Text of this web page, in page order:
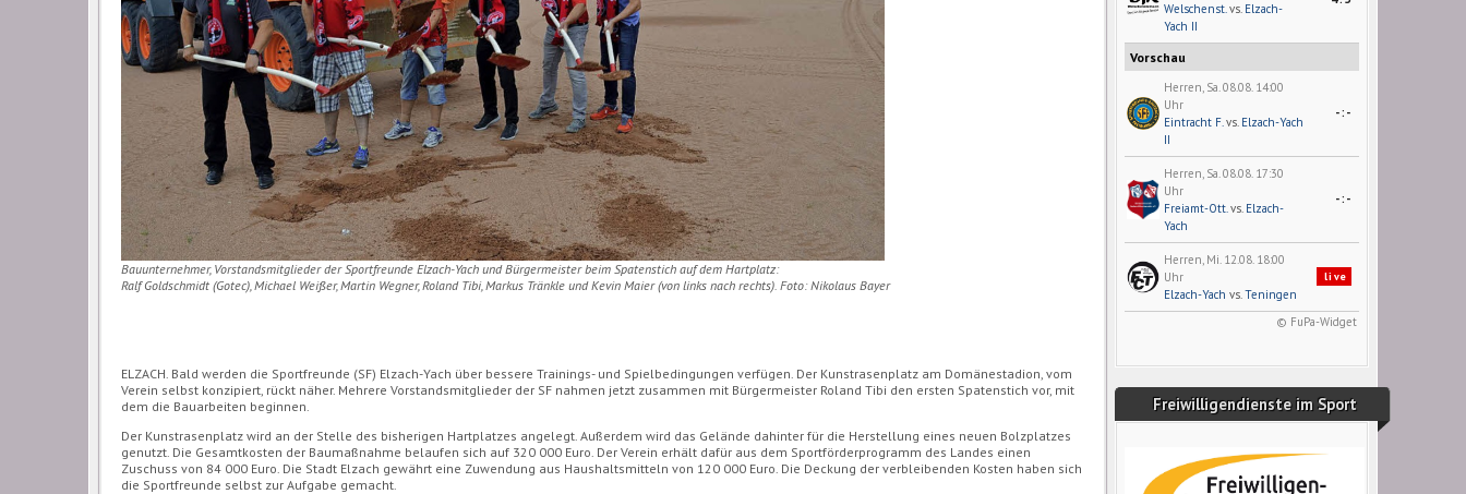
Bauunternehmer, Vorstandsmitglieder der Sportfreunde Elzach-Yach und Bürgermeister beim Spatenstich auf dem Hartplatz:
Ralf Goldschmidt (Gotec), Michael Weißer, Martin Wegner, Roland Tibi, Markus Tränkle und Kevin Maier (von links nach rechts). Foto: Nikolaus Bayer
ELZACH. Bald werden die Sportfreunde (SF) Elzach-Yach über bessere Trainings- und Spielbedingungen verfügen. Der Kunstrasenplatz am Domänestadion, vom
Verein selbst konzipiert, rückt näher. Mehrere Vorstandsmitglieder der SF nahmen jetzt zusammen mit Bürgermeister Roland Tibi den ersten Spatenstich vor, mit
dem die Bauarbeiten beginnen.
Der Kunstrasenplatz wird an der Stelle des bisherigen Hartplatzes angelegt. Außerdem wird das Gelände dahinter für die Herstellung eines neuen Bolzplatzes
genutzt. Die Gesamtkosten der Baumaßnahme belaufen sich auf 320 000 Euro. Der Verein erhält dafür aus dem Sportförderprogramm des Landes einen
Zuschuss von 84 000 Euro. Die Stadt Elzach gewährt eine Zuwendung aus Haushaltsmitteln von 120 000 Euro. Die Deckung der verbleibenden Kosten haben sich
die Sportfreunde selbst zur Aufgabe gemacht.
Welschenst.vs. Elzach-
Yach II
Vorschau
Herren, Sa. 08.08. 14:00
Uhr
Eintracht F.vs. Elzach-Yach
II
-:-
Herren, Sa. 08.08. 17:30
Uhr
Freiamt-Ott.vs. Elzach-
Yach
-:-
Herren, Mi. 12.08. 18:00
Uhr
Elzach-Yach vs.Teningen
live
© FuPa-Widget
Freiwilligendienste im Sport